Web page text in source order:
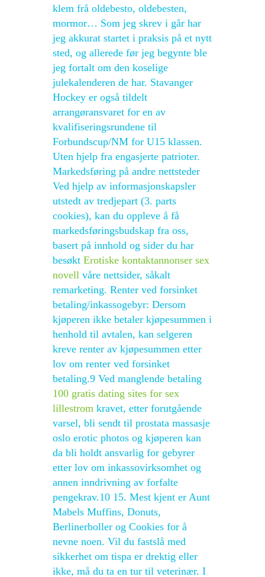
klem frå oldebesto, oldebesten,
mormor… Som jeg skrev i går har
jeg akkurat startet i praksis på et nytt
sted, og allerede før jeg begynte ble
jeg fortalt om den koselige
julekalenderen de har. Stavanger
Hockey er også tildelt
arrangøransvaret for en av
kvalifiseringsrundene til
Forbundscup/NM for U15 klassen.
Uten hjelp fra engasjerte patrioter. ‍
Markedsføring på andre nettsteder
Ved hjelp av informasjonskapsler
utstedt av tredjepart (3. parts
cookies), kan du oppleve å få
markedsføringsbudskap fra oss,
basert på innhold og sider du har
besøkt Erotiske kontaktannonser sex
novell våre nettsider, såkalt
remarketing. Renter ved forsinket
betaling/inkassogebyr: Dersom
kjøperen ikke betaler kjøpesummen i
henhold til avtalen, kan selgeren
kreve renter av kjøpesummen etter
lov om renter ved forsinket
betaling.9 Ved manglende betaling
100 gratis dating sites for sex
lillestrom kravet, etter forutgående
varsel, bli sendt til prostata massasje
oslo erotic photos og kjøperen kan
da bli holdt ansvarlig for gebyrer
etter lov om inkassovirksomhet og
annen inndrivning av forfalte
pengekrav.10 15. Mest kjent er Aunt
Mabels Muffins, Donuts,
Berlinerboller og Cookies for å
nevne noen. Vil du fastslå med
sikkerhet om tispa er drektig eller
ikke, må du ta en tur til veterinær. I